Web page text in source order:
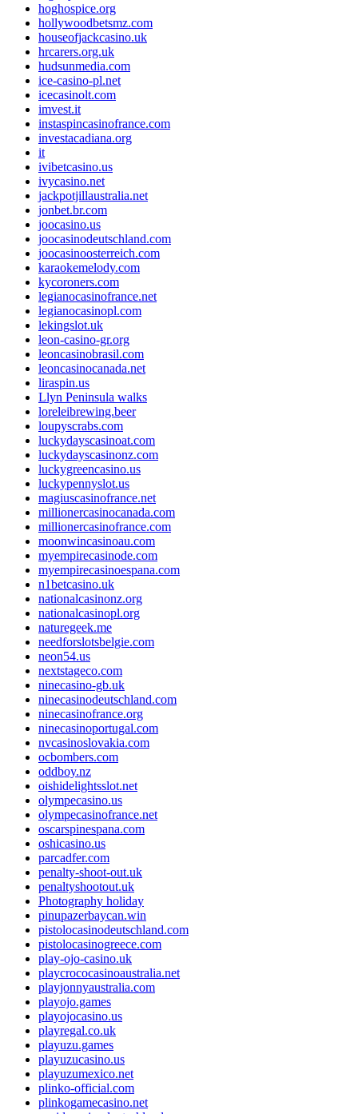
hoghospice.org
hollywoodbetsmz.com
houseofjackcasino.uk
hrcarers.org.uk
hudsunmedia.com
ice-casino-pl.net
icecasinolt.com
imvest.it
instaspincasinofrance.com
investacadiana.org
it
ivibetcasino.us
ivycasino.net
jackpotjillaustralia.net
jonbet.br.com
joocasino.us
joocasinodeutschland.com
joocasinoosterreich.com
karaokemelody.com
kycoroners.com
legianocasinofrance.net
legianocasinopl.com
lekingslot.uk
leon-casino-gr.org
leoncasinobrasil.com
leoncasinocanada.net
liraspin.us
Llyn Peninsula walks
loreleibrewing.beer
loupyscrabs.com
luckydayscasinoat.com
luckydayscasinonz.com
luckygreencasino.us
luckypennyslot.us
magiuscasinofrance.net
millionercasinocanada.com
millionercasinofrance.com
moonwincasinoau.com
myempirecasinode.com
myempirecasinoespana.com
n1betcasino.uk
nationalcasinonz.org
nationalcasinopl.org
naturegeek.me
needforslotsbelgie.com
neon54.us
nextstageco.com
ninecasino-gb.uk
ninecasinodeutschland.com
ninecasinofrance.org
ninecasinoportugal.com
nvcasinoslovakia.com
ocbombers.com
oddboy.nz
oishidelightsslot.net
olympecasino.us
olympecasinofrance.net
oscarspinespana.com
oshicasino.us
parcadfer.com
penalty-shoot-out.uk
penaltyshootout.uk
Photography holiday
pinupazerbaycan.win
pistolocasinodeutschland.com
pistolocasinogreece.com
play-ojo-casino.uk
playcrococasinoaustralia.net
playjonnyaustralia.com
playojo.games
playojocasino.us
playregal.co.uk
playuzu.games
playuzucasino.us
playuzumexico.net
plinko-official.com
plinkogamecasino.net